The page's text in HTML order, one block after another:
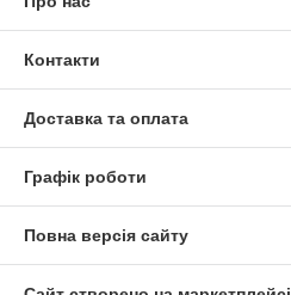
Контакти
Доставка та оплата
Графік роботи
Повна версія сайту